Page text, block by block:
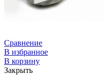
Сравнение
В избранное
В корзину
Закрыть